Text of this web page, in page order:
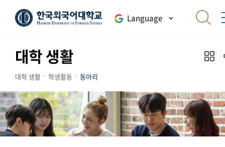
Language
대학 생활
대학 생활 학생활동 동아리